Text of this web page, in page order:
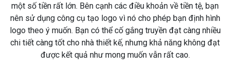
một số tiền rất lớn. Bên cạnh các điều khoản về tiền tệ, bạn
nên sử dụng công cụ tạo logo vì nó cho phép bạn định hình
logo theo ý muốn. Bạn có thể cố gắng truyền đạt càng nhiều
chi tiết càng tốt cho nhà thiết kế, nhưng khả năng không đạt
được kết quả như mong muốn vẫn rất cao.